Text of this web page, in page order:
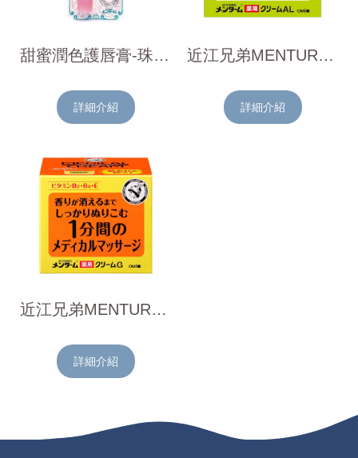
甜蜜潤色護唇膏-珠光3.6g
詳細介紹
近江兄弟MENTURM蘆薈保濕乳霜145g
詳細介紹
近江兄弟MENTURM潤澤按摩乳霜145g
詳細介紹